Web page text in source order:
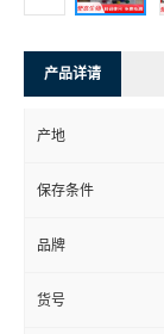
产品详请
产地
保存条件
品牌
货号